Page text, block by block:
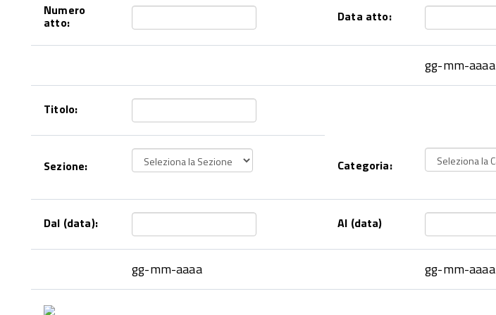
Numero
atto: Data atto:
gg-mm-aaaa
Titolo:
Sezione: Categoria:
Dal (data): Al (data)
gg-mm-aaaa gg-mm-aaaa